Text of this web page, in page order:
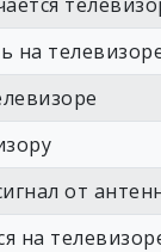
на
от
на